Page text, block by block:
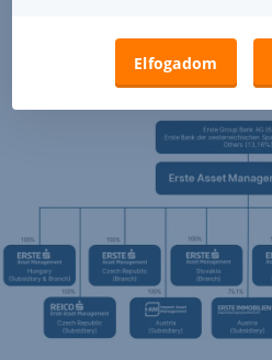
Elfogadom